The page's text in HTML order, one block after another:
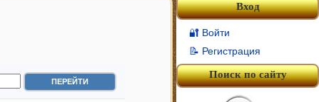
Вход
🔐 Войти
📝 Регистрация
Поиск по сайту